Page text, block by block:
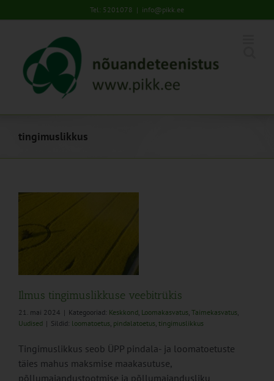
to
Tel: 5201078 | info@pikk.ee
tingimuslikkus
Ilmus tingimuslikkuse veebitrükis
21. mai 2024 | Kategooriad: Keskkond, Loomakasvatus, Taimekasvatus,
Uudised | Sildid: loomatoetus, pindalatoetus, tingimuslikkus
Tingimuslikkus seob ÜPP pindala- ja loomatoetuste
täies mahus maksmise maakasutuse,
põllumajandustootmise ja põllumajandusliku